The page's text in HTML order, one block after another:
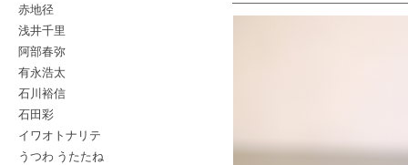
赤地径
浅井千里
阿部春弥
有永浩太
石川裕信
石田彩
イワオトナリテ
うつわ うたたね